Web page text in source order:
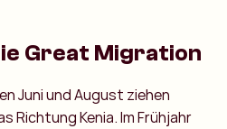
Great Migration
Juni und August ziehen
Richtung Kenia. Im Frühjahr